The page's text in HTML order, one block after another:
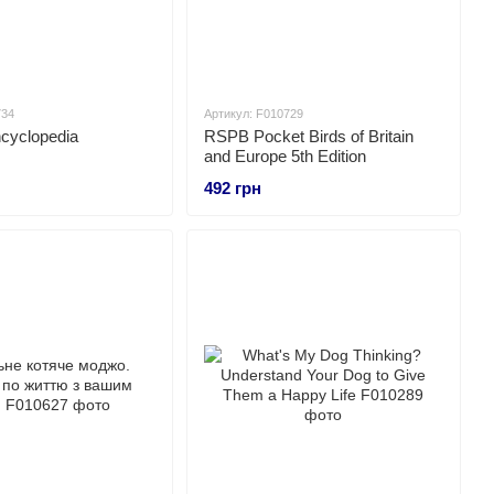
Артикул: F010729
RSPB Pocket Birds of Britain
and Europe 5th Edition
492 грн